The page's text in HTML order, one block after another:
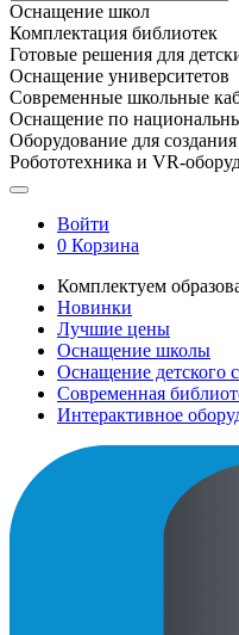
Оснащение школ
Комплектация библиотек
Готовые решения для
Оснащение университетов
Современные школьные
Оснащение по
Оборудование для
Робототехника и VR-
Войти
0 Корзина
Комплектуем
Новинки
Лучшие цены
Оснащение школы
Оснащение детского
Современная
Интерактивное